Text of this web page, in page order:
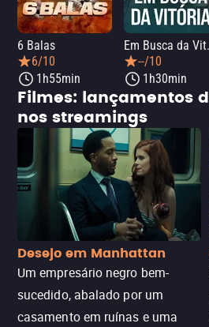
6 Balas
6/10
1h55min
Em
--/10
1h30min
Filmes: lançamentos
nos streamings
Desejo em Manhattan
Um empresário negro bem-
sucedido, abalado por um
casamento em ruínas e uma